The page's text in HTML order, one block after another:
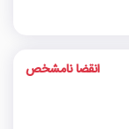
انقضا نامشخص